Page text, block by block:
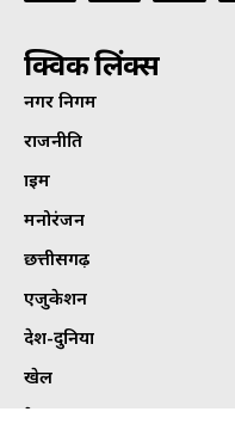
क्विक लिंक्स
नगर निगम
राजनीति
क्राइम
मनोरंजन
छत्तीसगढ़
एजुकेशन
देश-दुनिया
खेल
हेल्थ